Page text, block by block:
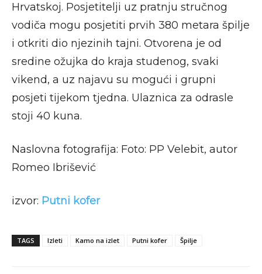
Hrvatskoj. Posjetitelji uz pratnju stručnog
vodiča mogu posjetiti prvih 380 metara špilje
i otkriti dio njezinih tajni. Otvorena je od
sredine ožujka do kraja studenog, svaki
vikend, a uz najavu su mogući i grupni
posjeti tijekom tjedna. Ulaznica za odrasle
stoji 40 kuna.
Naslovna fotografija: Foto: PP Velebit, autor
Romeo Ibrišević
izvor: Putni kofer
TAGS Izleti Kamo na izlet Putni kofer Špilje